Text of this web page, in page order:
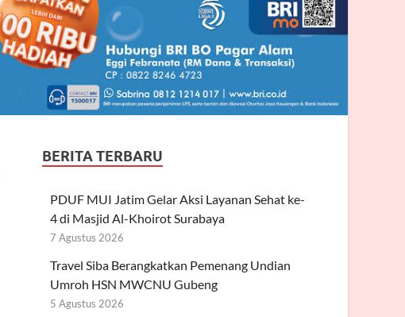
BERITA TERBARU
PDUF MUI Jatim Gelar Aksi Layanan Sehat ke-
4 di Masjid Al-Khoirot Surabaya
7 Agustus 2026
Travel Siba Berangkatkan Pemenang Undian
Umroh HSN MWCNU Gubeng
5 Agustus 2026